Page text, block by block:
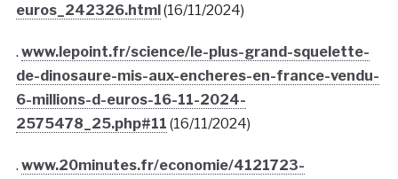
euros_242326.html(16/11/2024)
. www.lepoint.fr/science/le-plus-grand-squelette-
de-dinosaure-mis-aux-encheres-en-france-vendu-
6-millions-d-euros-16-11-2024-
2575478_25.php#11 (16/11/2024)
. www.20minutes.fr/economie/4121723-